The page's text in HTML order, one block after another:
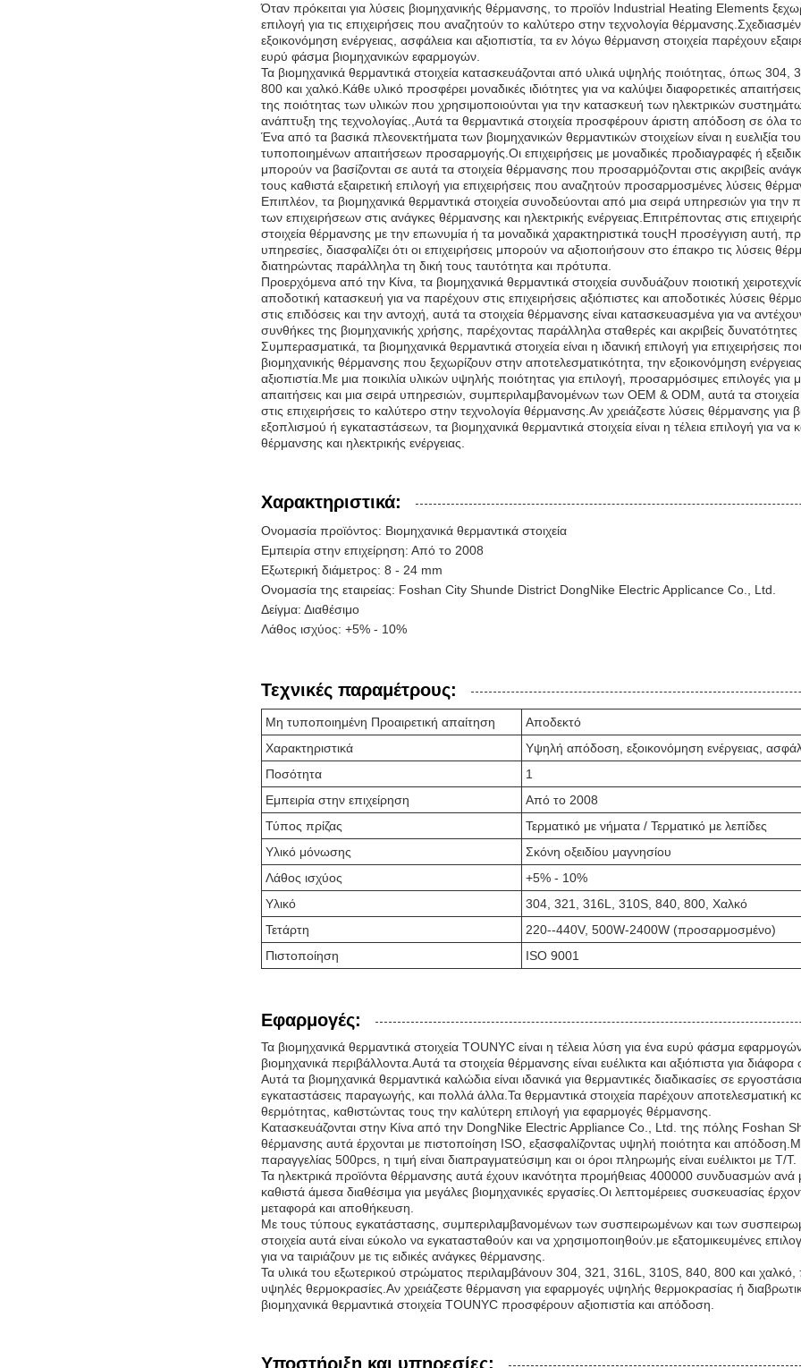
Όταν πρόκειται για λύσεις βιομηχανικής θέρμανσης, το προϊόν Industrial Heating Elements
επιλογή για τις επιχειρήσεις που αναζητούν το καλύτερο στην τεχνολογία
εξοικονόμηση ενέργειας, ασφάλεια και αξιοπιστία, τα εν λόγω θέρμανση στοιχεία παρέχουν
ευρύ φάσμα βιομηχανικών εφαρμογών.
Τα βιομηχανικά θερμαντικά στοιχεία κατασκευάζονται από υλικά υψηλής ποιότητας, όπως
800 και χαλκό.Κάθε υλικό προσφέρει μοναδικές ιδιότητες για να καλύψει διαφορετικές
της ποιότητας των υλικών που χρησιμοποιούνται για την κατασκευή των ηλεκτρικών
ανάπτυξη της τεχνολογίας.,Αυτά τα θερμαντικά στοιχεία προσφέρουν άριστη απόδοση σε όλα
Ένα από τα βασικά πλεονεκτήματα των βιομηχανικών θερμαντικών στοιχείων είναι η ευελιξία
τυποποιημένων απαιτήσεων προσαρμογής.Οι επιχειρήσεις με μοναδικές προδιαγραφές ή
μπορούν να βασίζονται σε αυτά τα στοιχεία θέρμανσης που προσαρμόζονται στις ακριβείς
τους καθιστά εξαιρετική επιλογή για επιχειρήσεις που αναζητούν προσαρμοσμένες λύσεις
Επιπλέον, τα βιομηχανικά θερμαντικά στοιχεία συνοδεύονται από μια σειρά υπηρεσιών για την
των επιχειρήσεων στις ανάγκες θέρμανσης και ηλεκτρικής ενέργειας.Επιτρέποντας στις
στοιχεία θέρμανσης με την επωνυμία ή τα μοναδικά χαρακτηριστικά τουςΗ προσέγγιση αυτή,
υπηρεσίες, διασφαλίζει ότι οι επιχειρήσεις μπορούν να αξιοποιήσουν στο έπακρο τις λύσεις
διατηρώντας παράλληλα τη δική τους ταυτότητα και πρότυπα.
Προερχόμενα από την Κίνα, τα βιομηχανικά θερμαντικά στοιχεία συνδυάζουν ποιοτική
αποδοτική κατασκευή για να παρέχουν στις επιχειρήσεις αξιόπιστες και αποδοτικές λύσεις
στις επιδόσεις και την αντοχή, αυτά τα στοιχεία θέρμανσης είναι κατασκευασμένα για να
συνθήκες της βιομηχανικής χρήσης, παρέχοντας παράλληλα σταθερές και ακριβείς δυνατότητες
Συμπερασματικά, τα βιομηχανικά θερμαντικά στοιχεία είναι η ιδανική επιλογή για επιχειρήσεις
βιομηχανικής θέρμανσης που ξεχωρίζουν στην αποτελεσματικότητα, την εξοικονόμηση
αξιοπιστία.Με μια ποικιλία υλικών υψηλής ποιότητας για επιλογή, προσαρμόσιμες επιλογές για
απαιτήσεις και μια σειρά υπηρεσιών, συμπεριλαμβανομένων των OEM & ODM, αυτά τα
στις επιχειρήσεις το καλύτερο στην τεχνολογία θέρμανσης.Αν χρειάζεστε λύσεις θέρμανσης για
εξοπλισμού ή εγκαταστάσεων, τα βιομηχανικά θερμαντικά στοιχεία είναι η τέλεια επιλογή για να
θέρμανσης και ηλεκτρικής ενέργειας.
Χαρακτηριστικά:
Ονομασία προϊόντος: Βιομηχανικά θερμαντικά στοιχεία
Εμπειρία στην επιχείρηση: Από το 2008
Εξωτερική διάμετρος: 8 - 24 mm
Ονομασία της εταιρείας: Foshan City Shunde District DongNike Electric Applicance Co., Ltd.
Δείγμα: Διαθέσιμο
Λάθος ισχύος: +5% - 10%
Τεχνικές παραμέτρους:
Μη τυποποιημένη Προαιρετική απαίτηση
Αποδεκτό
Χαρακτηριστικά
Υψηλή απόδοση, εξοικονόμηση ενέργειας,
Ποσότητα
1
Εμπειρία στην επιχείρηση
Από το 2008
Τύπος πρίζας
Τερματικό με νήματα / Τερματικό με λεπίδες
Υλικό μόνωσης
Σκόνη οξειδίου μαγνησίου
Λάθος ισχύος
+5% - 10%
Υλικό
304, 321, 316L, 310S, 840, 800, Χαλκό
Τετάρτη
220--440V, 500W-2400W (προσαρμοσμένο)
Πιστοποίηση
ISO 9001
Εφαρμογές:
Τα βιομηχανικά θερμαντικά στοιχεία TOUNYC είναι η τέλεια λύση για ένα ευρύ φάσμα
βιομηχανικά περιβάλλοντα.Αυτά τα στοιχεία θέρμανσης είναι ευέλικτα και αξιόπιστα για διάφορα
Αυτά τα βιομηχανικά θερμαντικά καλώδια είναι ιδανικά για θερμαντικές διαδικασίες σε
εγκαταστάσεις παραγωγής, και πολλά άλλα.Τα θερμαντικά στοιχεία παρέχουν αποτελεσματική
θερμότητας, καθιστώντας τους την καλύτερη επιλογή για εφαρμογές θέρμανσης.
Κατασκευάζονται στην Κίνα από την DongNike Electric Appliance Co., Ltd. της πόλης Foshan
θέρμανσης αυτά έρχονται με πιστοποίηση ISO, εξασφαλίζοντας υψηλή ποιότητα και
παραγγελίας 500pcs, η τιμή είναι διαπραγματεύσιμη και οι όροι πληρωμής είναι ευέλικτοι με T/T.
Τα ηλεκτρικά προϊόντα θέρμανσης αυτά έχουν ικανότητα προμήθειας 400000 συνδυασμών
καθιστά άμεσα διαθέσιμα για μεγάλες βιομηχανικές εργασίες.Οι λεπτομέρειες συσκευασίας
μεταφορά και αποθήκευση.
Με τους τύπους εγκατάστασης, συμπεριλαμβανομένων των συσπειρωμένων και των
στοιχεία αυτά είναι εύκολο να εγκατασταθούν και να χρησιμοποιηθούν.με εξατομικευμένες
για να ταιριάζουν με τις ειδικές ανάγκες θέρμανσης.
Τα υλικά του εξωτερικού στρώματος περιλαμβάνουν 304, 321, 316L, 310S, 840, 800 και χαλκό,
υψηλές θερμοκρασίες.Αν χρειάζεστε θέρμανση για εφαρμογές υψηλής θερμοκρασίας ή
βιομηχανικά θερμαντικά στοιχεία TOUNYC προσφέρουν αξιοπιστία και απόδοση.
Υποστήριξη και υπηρεσίες: